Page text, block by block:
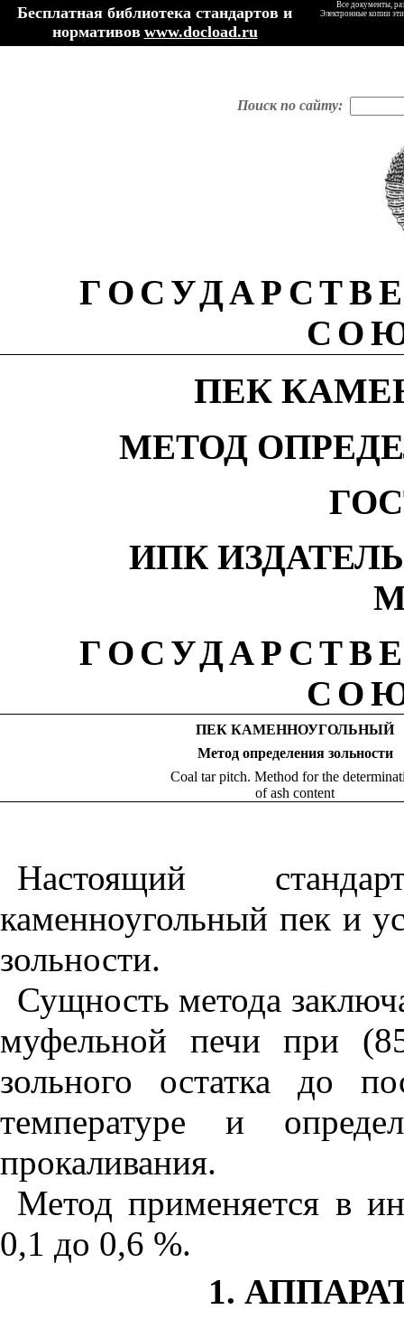
Бесплатная библиотека стандартов и
нормативов www.docload.ru
Все документы,
Электронные копии
Поиск по сайту:
ПЕК К
МЕТОД
ИПК
ПЕК КАМЕННОУГОЛЬНЫЙ
Метод определения зольности
Coal tar pitch. Method for the
of ash content
Настоящий
каменноугольный пек и
зольности.
Сущность метода
муфельной печи при
зольного остатка до
температуре и
прокаливания.
Метод применяется в
0,1 до 0,6 %.
1.